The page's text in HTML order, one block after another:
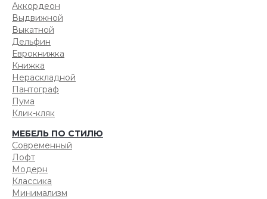
Аккордеон
Выдвижной
Выкатной
Дельфин
Еврокнижка
Книжка
Нераскладной
Пантограф
Пума
Клик-кляк
МЕБЕЛЬ ПО СТИЛЮ
Современный
Лофт
Модерн
Классика
Минимализм